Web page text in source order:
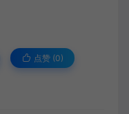
点赞 (0)